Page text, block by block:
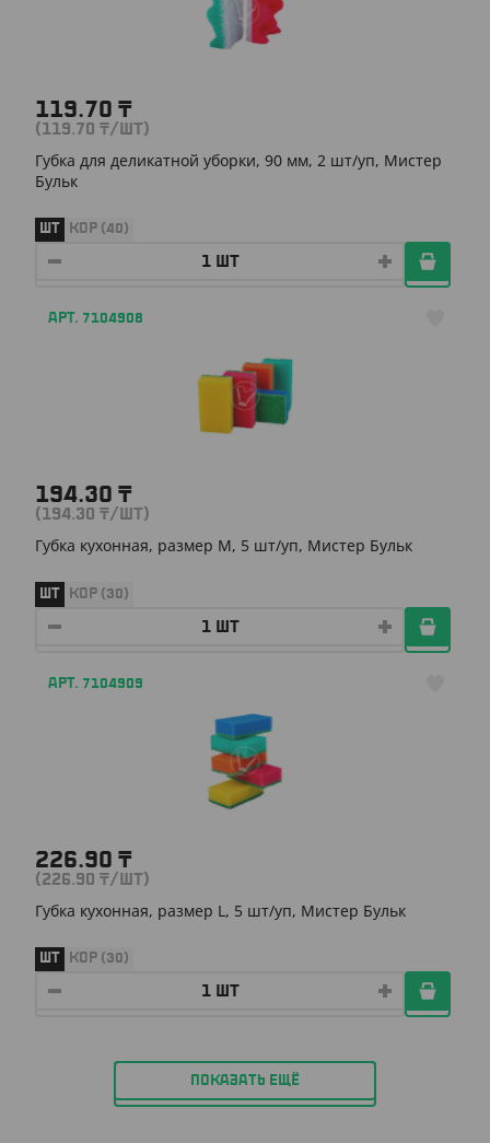
119.70 ₸
(119.70 ₸/ШТ)
Губка для деликатной уборки, 90 мм, 2 шт/уп, Мистер
Бульк
ШТ КОР (40)
АРТ. 7104908
194.30 ₸
(194.30 ₸/ШТ)
Губка кухонная, размер М, 5 шт/уп, Мистер Бульк
ШТ КОР (30)
АРТ. 7104909
226.90 ₸
(226.90 ₸/ШТ)
Губка кухонная, размер L, 5 шт/уп, Мистер Бульк
ШТ КОР (30)
ПОКАЗАТЬ ЕЩЁ